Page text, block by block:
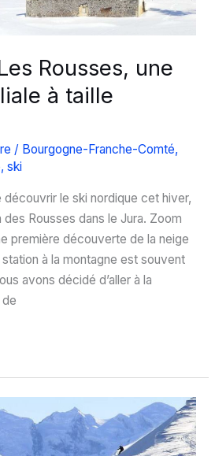
Rousses, une
à taille
/ Bourgogne-Franche-Comté,
, ski
le ski nordique cet hiver,
Rousses dans le Jura. Zoom
première découverte de la neige
à la montagne est souvent
avons décidé d’aller à la